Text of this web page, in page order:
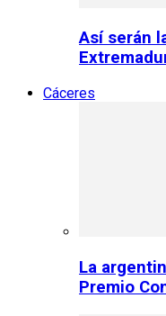
Así serán
Cáceres
La
Premio